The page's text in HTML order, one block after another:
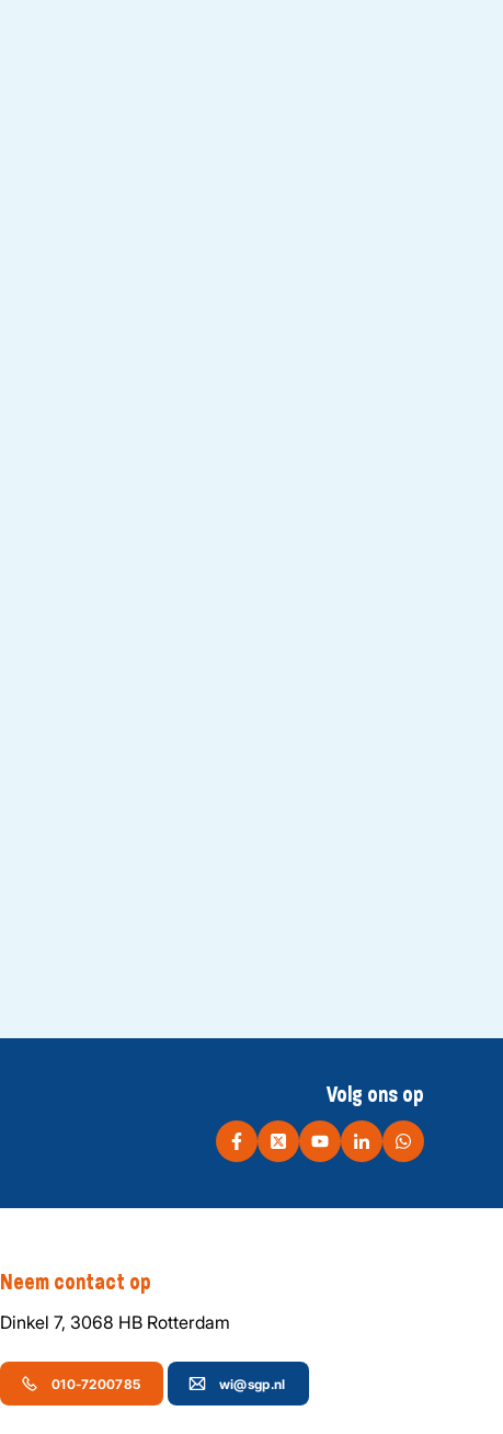
Volg ons op
Neem contact op
Dinkel 7, 3068 HB Rotterdam
010-7200785 wi@sgp.nl